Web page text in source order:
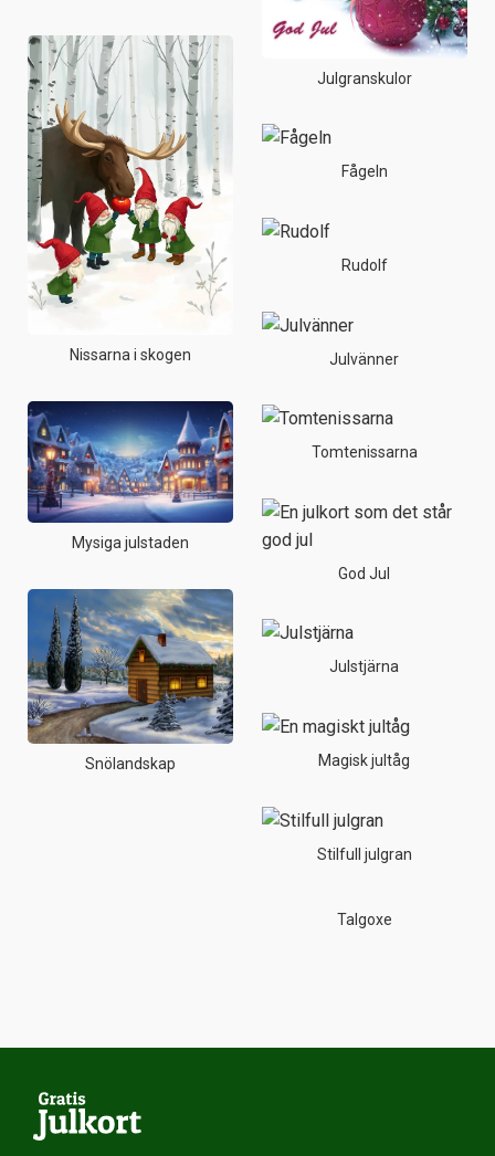
Nissarna i skogen
Mysiga julstaden
Snölandskap
Julgranskulor
Fågeln
Rudolf
Julvänner
Tomtenissarna
God Jul
Julstjärna
Magisk jultåg
Stilfull julgran
Talgoxe